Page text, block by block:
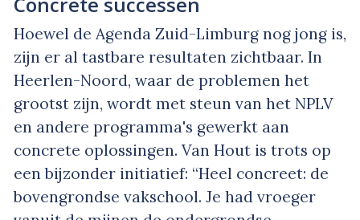
Hoewel de Agenda Zuid-Limburg nog jong is,
zijn er al tastbare resultaten zichtbaar. In
Heerlen-Noord, waar de problemen het
grootst zijn, wordt met steun van het NPLV
en andere programma's gewerkt aan
concrete oplossingen. Van Hout is trots op
een bijzonder initiatief: “Heel concreet: de
bovengrondse vakschool. Je had vroeger